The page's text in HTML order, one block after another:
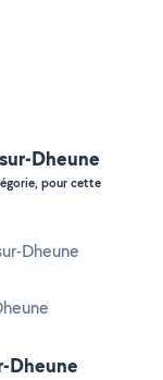
Dheune
pour cette
Dheune
Dheune